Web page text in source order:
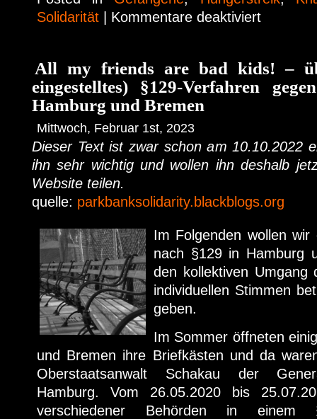
Solidarität
Kommentare deaktiviert
All my friends are bad kids! –
eingestelltes) §129-Verfahren
Hamburg und Bremen
Mittwoch, Februar 1st, 2023
Dieser Text ist zwar schon am 10.10.2022
ihn sehr wichtig und wollen ihn deshalb
Website teilen.
quelle: parkbanksolidarity.blackblogs.org
Im Folgenden wollen
nach §129 in Hamburg
den kollektiven Umgang
individuellen Stimmen
geben.
Im Sommer öffneten
und Bremen ihre Briefkästen und da
Oberstaatsanwalt Schakau der
Hamburg. Vom 26.05.2020 bis
verschiedener Behörden in einem